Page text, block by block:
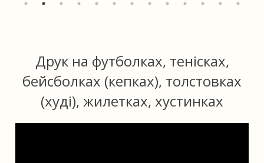
Друк на футболках, тенісках,
бейсболках (кепках), толстовках
(худі), жилетках, хустинках